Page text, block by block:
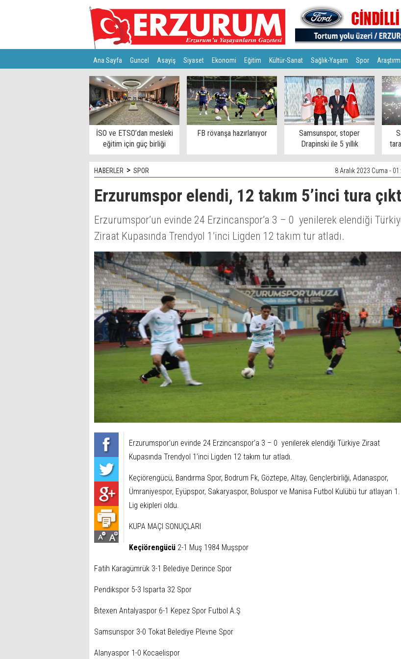
Ana Sayfa Guncel Asayiş Siyaset Ekonomi Eğitim Kültür-Sanat Sağlık-Yaşam Spor
Türkiye Teknoloji
İSO ve ETSO’dan mesleki
eğitim için güç birliği
FB rövanşa hazırlanıyor
Samsunspor, stoper
Drapinski ile 5 yıllık
sözleşme imzaladı
HABERLER > SPOR 8 Aralık 2023 Cuma -
Erzurumspor elendi, 12 takım 5’inci tura
Erzurumspor’un evinde 24 Erzincanspor’a 3 – 0 yenilerek elendiği
Ziraat Kupasında Trendyol 1’inci Ligden 12 takım tur atladı.
Erzurumspor’un evinde 24 Erzincanspor’a 3 – 0 yenilerek elendiği Türkiye Ziraat
Kupasında Trendyol 1’inci Ligden 12 takım tur atladı.
Keçiörengücü, Bandırma Spor, Bodrum Fk, Göztepe, Altay, Gençlerbirliği, Adanaspor,
Ümraniyespor, Eyüpspor, Sakaryaspor, Boluspor ve Manisa Futbol Kulübü tur atlayan 1.
Lig ekipleri oldu.
KUPA MAÇI SONUÇLARI
Keçiörengücü 2-1 Muş 1984 Muşspor
Fatih Karagümrük 3-1 Belediye Derince Spor
Pendikspor 5-3 Isparta 32 Spor
Bıtexen Antalyaspor 6-1 Kepez Spor Futbol A.Ş
Samsunspor 3-0 Tokat Belediye Plevne Spor
Alanyaspor 1-0 Kocaelispor